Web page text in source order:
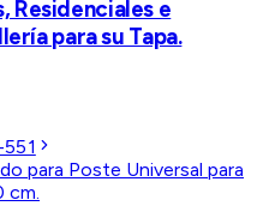
Residenciales e
para su Tapa.